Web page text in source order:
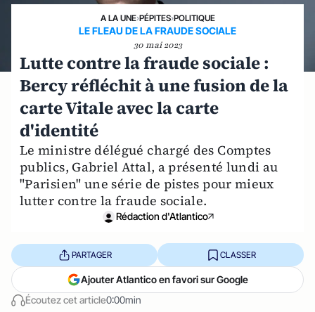
A LA UNE›PÉPITES›POLITIQUE
LE FLEAU DE LA FRAUDE SOCIALE
30 mai 2023
Lutte contre la fraude sociale :
Bercy réfléchit à une fusion de la
carte Vitale avec la carte
d'identité
Le ministre délégué chargé des Comptes
publics, Gabriel Attal, a présenté lundi au
"Parisien" une série de pistes pour mieux
lutter contre la fraude sociale.
Rédaction d'Atlantico
Écoutez cet article0:00min
PARTAGER CLASSER
Ajouter Atlantico en favori sur Google